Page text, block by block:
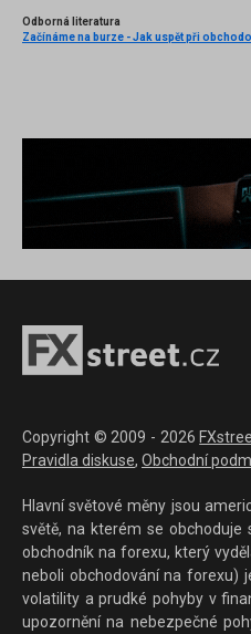
Odborná literatura
Copyright © 2009 - 2026
Pravidla diskuse, Obchodní
Hlavní světové měny jsou
světě, na kterém se
obchodník na forexu, který
neboli obchodování na forexu)
volatility a prudké pohyby v
upozornění na nebezpečné